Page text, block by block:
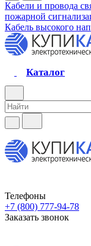
Кабели и провода
пожарной
Кабель высокого
Каталог
Телефоны
+7 (800) 777-94-78
Заказать звонок